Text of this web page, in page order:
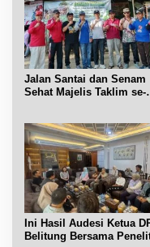
Jalan Santai dan Senam
Sehat Majelis Taklim se-
Ini Hasil Audesi Ketua
Belitung Bersama